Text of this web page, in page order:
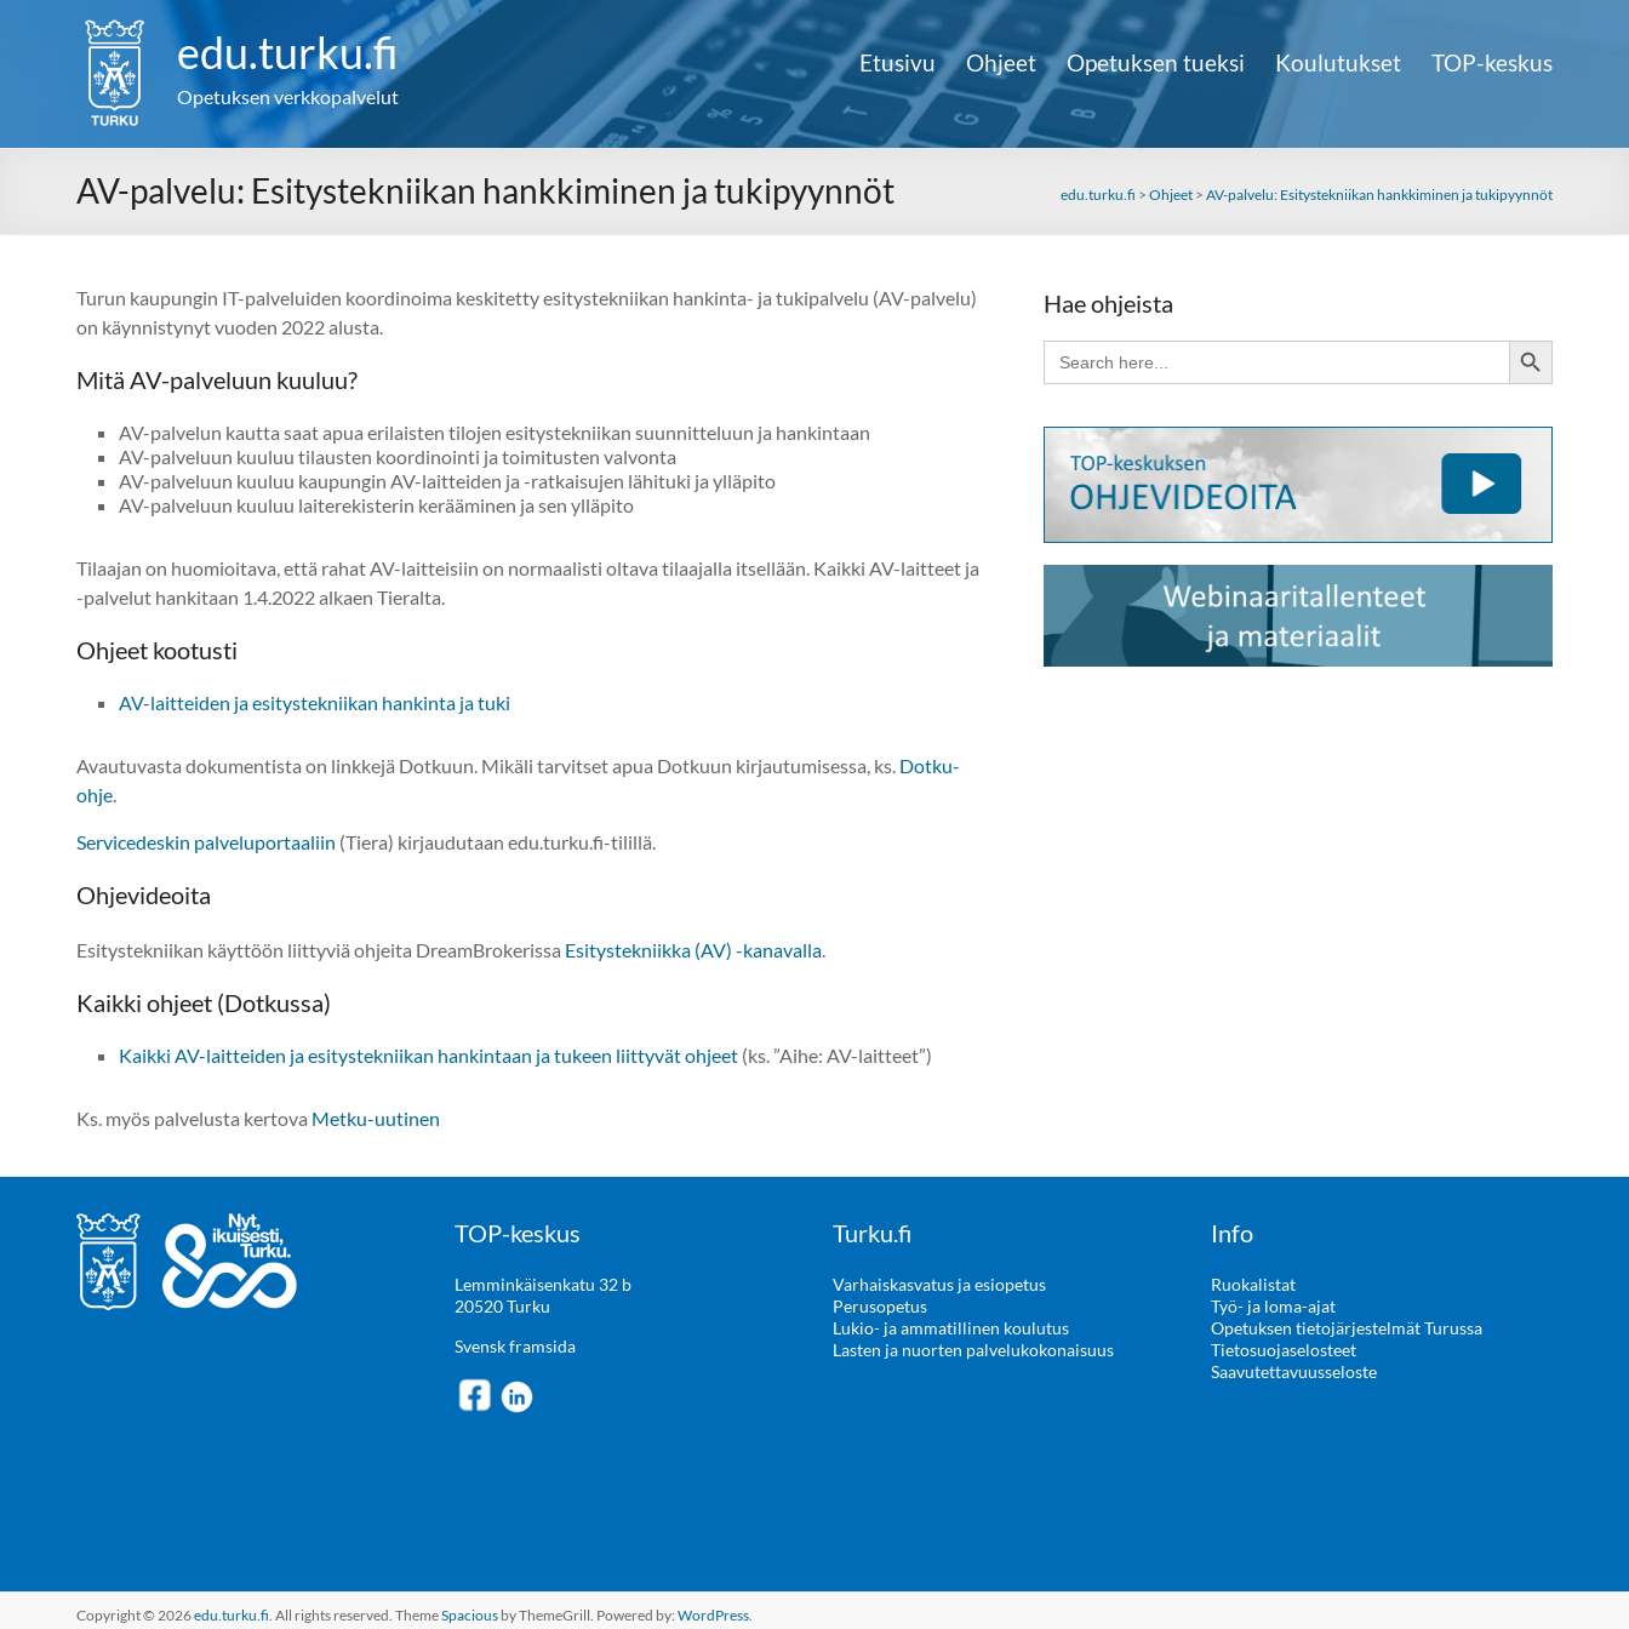
edu.turku.fi
Opetuksen verkkopalvelut
Etusivu Ohjeet Opetuksen tueksi Koulutukset TOP-keskus
AV-palvelu: Esitystekniikan hankkiminen ja tukipyynnöt edu.turku.fi > Ohjeet > AV-palvelu: Esitystekniikan hankkiminen ja tukipyynnöt
Turun kaupungin IT-palveluiden koordinoima keskitetty esitystekniikan hankinta- ja tukipalvelu (AV-palvelu)
on käynnistynyt vuoden 2022 alusta.
Mitä AV-palveluun kuuluu?
AV-palvelun kautta saat apua erilaisten tilojen esitystekniikan suunnitteluun ja hankintaan
AV-palveluun kuuluu tilausten koordinointi ja toimitusten valvonta
AV-palveluun kuuluu kaupungin AV-laitteiden ja -ratkaisujen lähituki ja ylläpito
AV-palveluun kuuluu laiterekisterin kerääminen ja sen ylläpito
Tilaajan on huomioitava, että rahat AV-laitteisiin on normaalisti oltava tilaajalla itsellään. Kaikki AV-laitteet ja
-palvelut hankitaan 1.4.2022 alkaen Tieralta.
Ohjeet kootusti
AV-laitteiden ja esitystekniikan hankinta ja tuki
Avautuvasta dokumentista on linkkejä Dotkuun. Mikäli tarvitset apua Dotkuun kirjautumisessa, ks. Dotku-
ohje.
Servicedeskin palveluportaaliin (Tiera) kirjaudutaan edu.turku.fi-tilillä.
Ohjevideoita
Esitystekniikan käyttöön liittyviä ohjeita DreamBrokerissa Esitystekniikka (AV) -kanavalla.
Kaikki ohjeet (Dotkussa)
Kaikki AV-laitteiden ja esitystekniikan hankintaan ja tukeen liittyvät ohjeet (ks. ”Aihe: AV-laitteet”)
Ks. myös palvelusta kertova Metku-uutinen
Hae ohjeista
Search
for:
Search Button
TOP-keskus
Lemminkäisenkatu 32 b
20520 Turku
Svensk framsida
Turku.fi
Varhaiskasvatus ja esiopetus
Perusopetus
Lukio- ja ammatillinen koulutus
Lasten ja nuorten palvelukokonaisuus
Info
Ruokalistat
Työ- ja loma-ajat
Opetuksen tietojärjestelmät Turussa
Tietosuojaselosteet
Saavutettavuusseloste
Copyright © 2026edu.turku.fi. All rights reserved. ThemeSpacious by ThemeGrill. Powered by: WordPress.